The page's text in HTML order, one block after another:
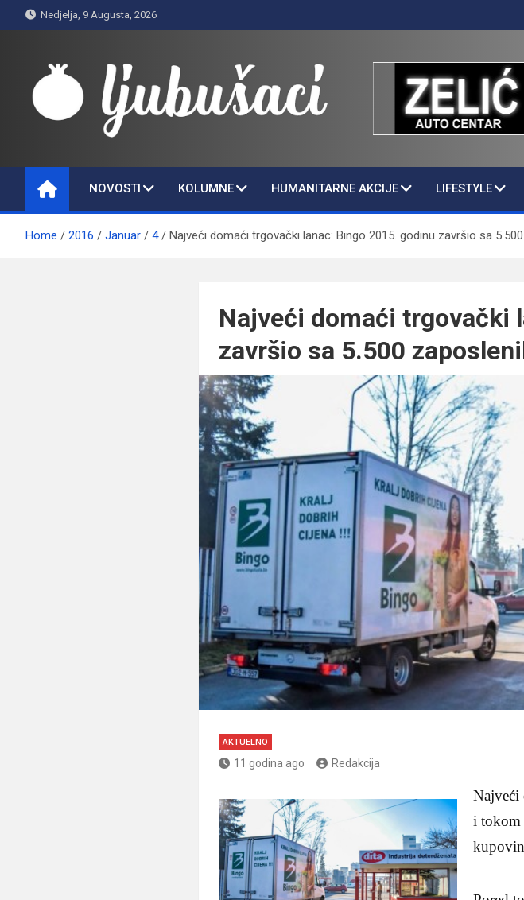
to
Nedjelja, 9 Augusta, 2026
Ljubušaci
NOVOSTI KOLUMNE HUMANITARNE AKCIJE LIFESTYLE
Home 2016 Januar 4 Najveći domaći trgovački lanac: Bingo 2015. godinu završio sa
Najveći domaći trgovački
završio sa 5.500
AKTUELNO
11 godina ago Redakcija
Najveći
i tokom